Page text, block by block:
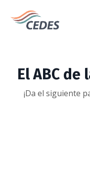
El ABC
¡Da el siguiente